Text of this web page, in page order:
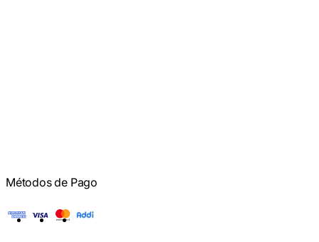
Métodos de Pago
American Express
Visa Mastercard